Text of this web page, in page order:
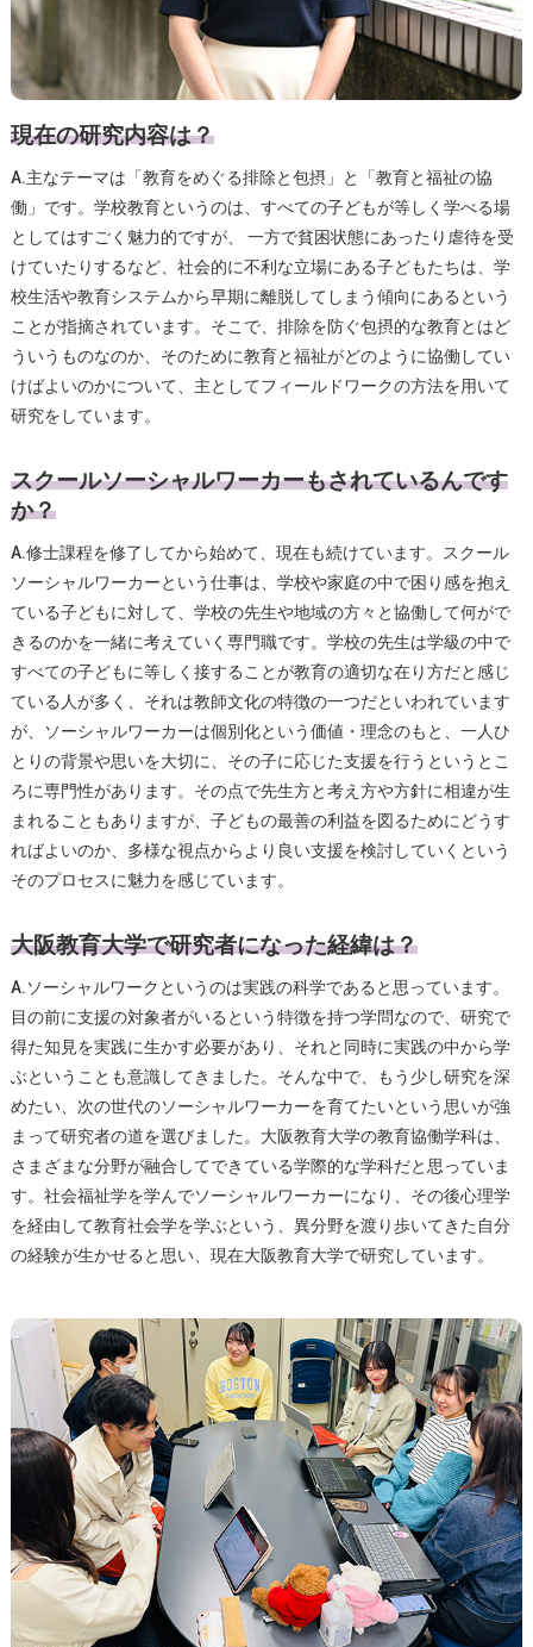
現在の研究内容は？
A.主なテーマは「教育をめぐる排除と包摂」と「教育と福祉の協
働」です。学校教育というのは、すべての子どもが等しく学べる場
としてはすごく魅力的ですが、 一方で貧困状態にあったり虐待を受
けていたりするなど、社会的に不利な立場にある子どもたちは、学
校生活や教育システムから早期に離脱してしまう傾向にあるという
ことが指摘されています。そこで、排除を防ぐ包摂的な教育とはど
ういうものなのか、そのために教育と福祉がどのように協働してい
けばよいのかについて、主としてフィールドワークの方法を用いて
研究をしています。
スクールソーシャルワーカーもされているんです
か？
A.修士課程を修了してから始めて、現在も続けています。スクール
ソーシャルワーカーという仕事は、学校や家庭の中で困り感を抱え
ている子どもに対して、学校の先生や地域の方々と協働して何がで
きるのかを一緒に考えていく専門職です。学校の先生は学級の中で
すべての子どもに等しく接することが教育の適切な在り方だと感じ
ている人が多く、それは教師文化の特徴の一つだといわれています
が、ソーシャルワーカーは個別化という価値・理念のもと、一人ひ
とりの背景や思いを大切に、その子に応じた支援を行うというとこ
ろに専門性があります。その点で先生方と考え方や方針に相違が生
まれることもありますが、子どもの最善の利益を図るためにどうす
ればよいのか、多様な視点からより良い支援を検討していくという
そのプロセスに魅力を感じています。
大阪教育大学で研究者になった経緯は？
A.ソーシャルワークというのは実践の科学であると思っています。
目の前に支援の対象者がいるという特徴を持つ学問なので、研究で
得た知見を実践に生かす必要があり、それと同時に実践の中から学
ぶということも意識してきました。そんな中で、もう少し研究を深
めたい、次の世代のソーシャルワーカーを育てたいという思いが強
まって研究者の道を選びました。大阪教育大学の教育協働学科は、
さまざまな分野が融合してできている学際的な学科だと思っていま
す。社会福祉学を学んでソーシャルワーカーになり、その後心理学
を経由して教育社会学を学ぶという、異分野を渡り歩いてきた自分
の経験が生かせると思い、現在大阪教育大学で研究しています。